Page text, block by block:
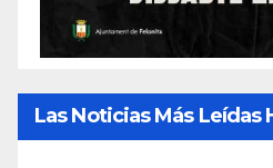
Las Noticias Más Leídas